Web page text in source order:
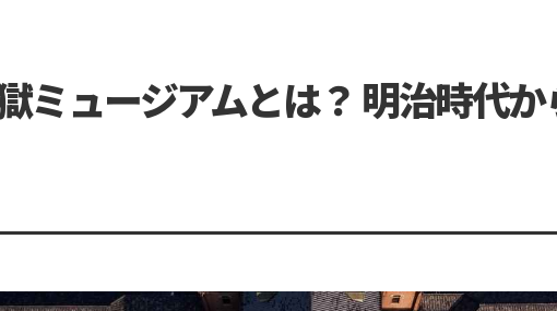
ミュージアムとは？ 明治時代